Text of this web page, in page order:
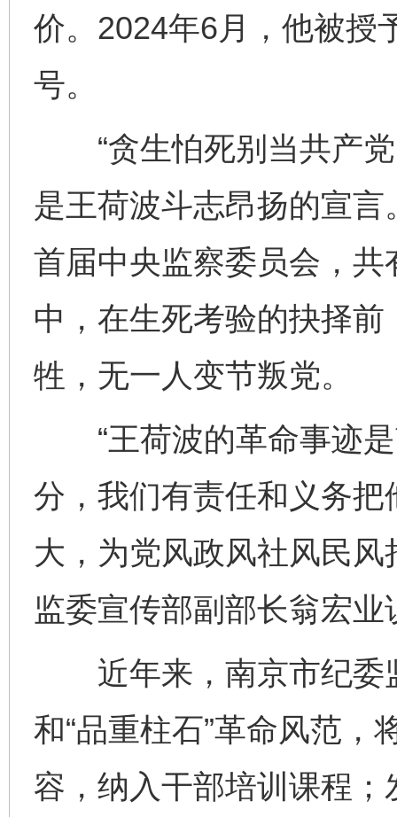
价。2024年6月，他被授
号。
“贪生怕死别当共产党
是王荷波斗志昂扬的宣
首届中央监察委员会，
中，在生死考验的抉择
牲，无一人变节叛党。
“王荷波的革命事迹是
分，我们有责任和义务
大，为党风政风社风民
监委宣传部副部长翁宏业
近年来，南京市纪委
和“品重柱石”革命风范，
容，纳入干部培训课程